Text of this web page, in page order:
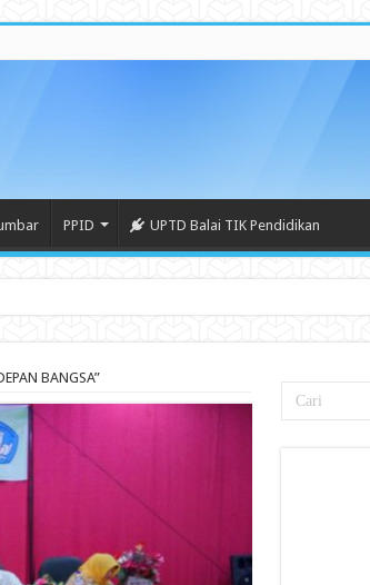
PPID UPTD Balai TIK Pendidikan
BANGSA”